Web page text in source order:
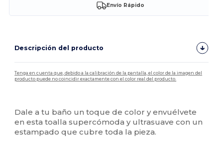
Envío Rápido
Descripción del producto
Tenga en cuenta que, debido a la calibración de la pantalla, el color de la imagen del
producto puede no coincidir exactamente con el color real del producto.
Dale a tu baño un toque de color y envuélvete
en esta toalla supercómoda y ultrasuave con un
estampado que cubre toda la pieza.